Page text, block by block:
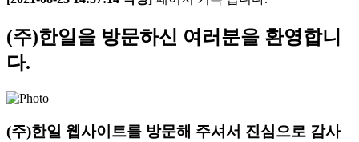
(주)한일을 방문하신 여러분을 환영합니
다.
(주)한일 웹사이트를 방문해 주셔서 진심으로 감사